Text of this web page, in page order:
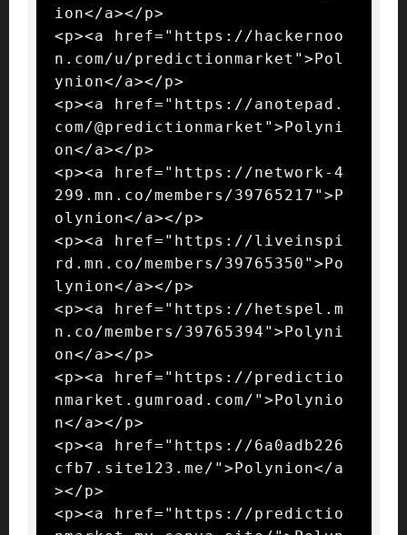
ion</a></p>
<p><a href="https://hackernoo
n.com/u/predictionmarket">Pol
ynion</a></p>
<p><a href="https://anotepad.
com/@predictionmarket">Polyni
on</a></p>
<p><a href="https://network-4
299.mn.co/members/39765217">P
olynion</a></p>
<p><a href="https://liveinspi
rd.mn.co/members/39765350">Po
lynion</a></p>
<p><a href="https://hetspel.m
n.co/members/39765394">Polyni
on</a></p>
<p><a href="https://predictio
nmarket.gumroad.com/">Polynio
n</a></p>
<p><a href="https://6a0adb226
cfb7.site123.me/">Polynion</a
></p>
<p><a href="https://predictio